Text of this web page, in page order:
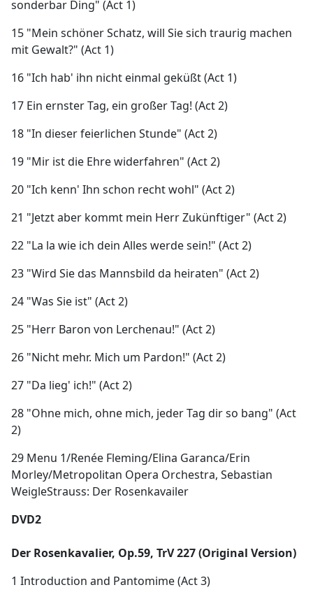
sonderbar Ding" (Act 1)
15 "Mein schöner Schatz, will Sie sich traurig machen
mit Gewalt?" (Act 1)
16 "Ich hab' ihn nicht einmal geküßt (Act 1)
17 Ein ernster Tag, ein großer Tag! (Act 2)
18 "In dieser feierlichen Stunde" (Act 2)
19 "Mir ist die Ehre widerfahren" (Act 2)
20 "Ich kenn' Ihn schon recht wohl" (Act 2)
21 "Jetzt aber kommt mein Herr Zukünftiger" (Act 2)
22 "La la wie ich dein Alles werde sein!" (Act 2)
23 "Wird Sie das Mannsbild da heiraten" (Act 2)
24 "Was Sie ist" (Act 2)
25 "Herr Baron von Lerchenau!" (Act 2)
26 "Nicht mehr. Mich um Pardon!" (Act 2)
27 "Da lieg' ich!" (Act 2)
28 "Ohne mich, ohne mich, jeder Tag dir so bang" (Act
2)
29 Menu 1/Renée Fleming/Elina Garanca/Erin
Morley/Metropolitan Opera Orchestra, Sebastian
WeigleStrauss: Der Rosenkavailer
DVD2
Der Rosenkavalier, Op.59, TrV 227 (Original Version)
1 Introduction and Pantomime (Act 3)